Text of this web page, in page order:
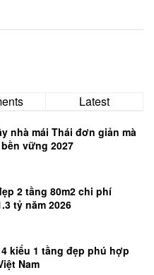
Latest
nhà mái Thái đơn giản mà
vững 2027
2 tầng 80m2 chi phí
tỷ năm 2026
kiểu 1 tầng đẹp phú hợp
Nam